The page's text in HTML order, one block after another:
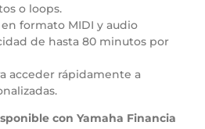
o loops.
en formato MIDI y audio
de hasta 80 minutos por
acceder rápidamente a
con Yamaha Financia